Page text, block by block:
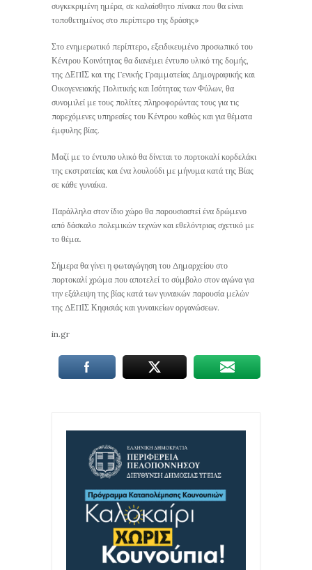
συγκεκριμένη ημέρα, σε καλαίσθητο πίνακα που θα είναι
τοποθετημένος στο περίπτερο της δράσης»
Στο ενημερωτικό περίπτερο, εξειδικευμένο προσωπικό του
Κέντρου Κοινότητας θα διανέμει έντυπο υλικό της δομής,
της ΔΕΠΙΣ και της Γενικής Γραμματείας Δημογραφικής και
Οικογενειακής Πολιτικής και Ισότητας των Φύλων, θα
συνομιλεί με τους πολίτες πληροφορώντας τους για τις
παρεχόμενες υπηρεσίες του Κέντρου καθώς και για θέματα
έμφυλης βίας.
Μαζί με το έντυπο υλικό θα δίνεται το πορτοκαλί κορδελάκι
της εκστρατείας και ένα λουλούδι με μήνυμα κατά της Βίας
σε κάθε γυναίκα.
Παράλληλα στον ίδιο χώρο θα παρουσιαστεί ένα δρώμενο
από δάσκαλο πολεμικών τεχνών και εθελόντριας σχετικό με
το θέμα.
Σήμερα θα γίνει η φωταγώγηση του Δημαρχείου στο
πορτοκαλί χρώμα που αποτελεί το σύμβολο στον αγώνα για
την εξάλειψη της βίας κατά των γυναικών παρουσία μελών
της ΔΕΠΙΣ Κηφισιάς και γυναικείων οργανώσεων.
in.gr